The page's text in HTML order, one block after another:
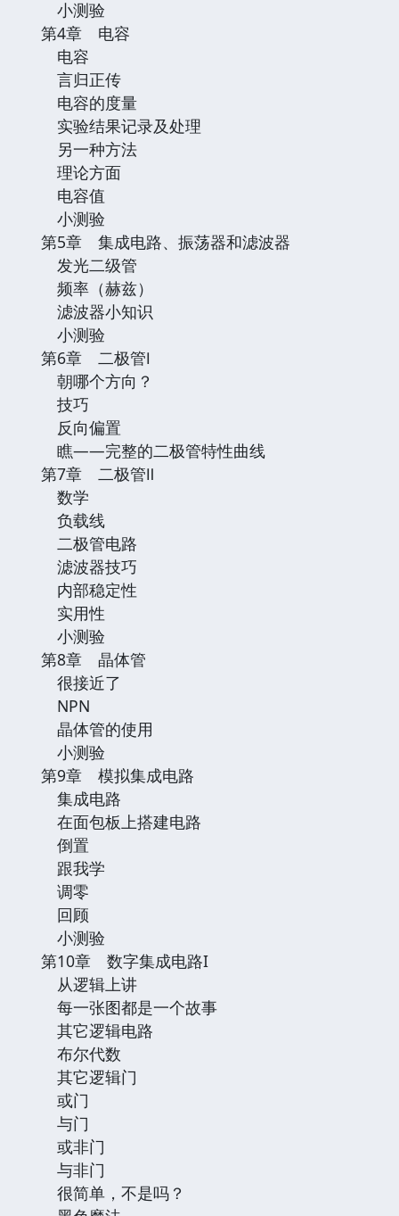
小测验
第4章 电容
电容
言归正传
电容的度量
实验结果记录及处理
另一种方法
理论方面
电容值
小测验
第5章 集成电路、振荡器和滤波器
发光二级管
频率（赫兹）
滤波器小知识
小测验
第6章 二极管Ⅰ
朝哪个方向？
技巧
反向偏置
瞧——完整的二极管特性曲线
第7章 二极管Ⅱ
数学
负载线
二极管电路
滤波器技巧
内部稳定性
实用性
小测验
第8章 晶体管
很接近了
NPN
晶体管的使用
小测验
第9章 模拟集成电路
集成电路
在面包板上搭建电路
倒置
跟我学
调零
回顾
小测验
第10章 数字集成电路I
从逻辑上讲
每一张图都是一个故事
其它逻辑电路
布尔代数
其它逻辑门
或门
与门
或非门
与非门
很简单，不是吗？